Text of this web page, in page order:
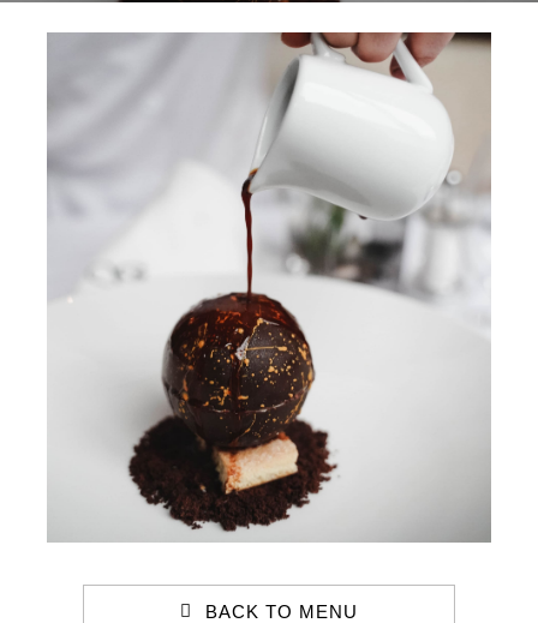
BACK TO MENU